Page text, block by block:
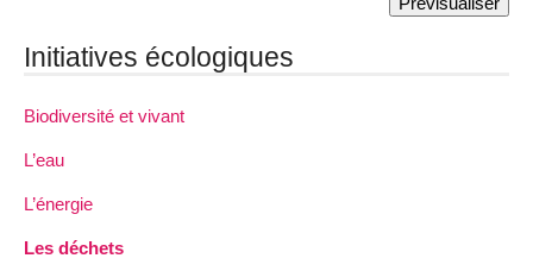
Initiatives écologiques
Biodiversité et vivant
L’eau
L’énergie
Les déchets